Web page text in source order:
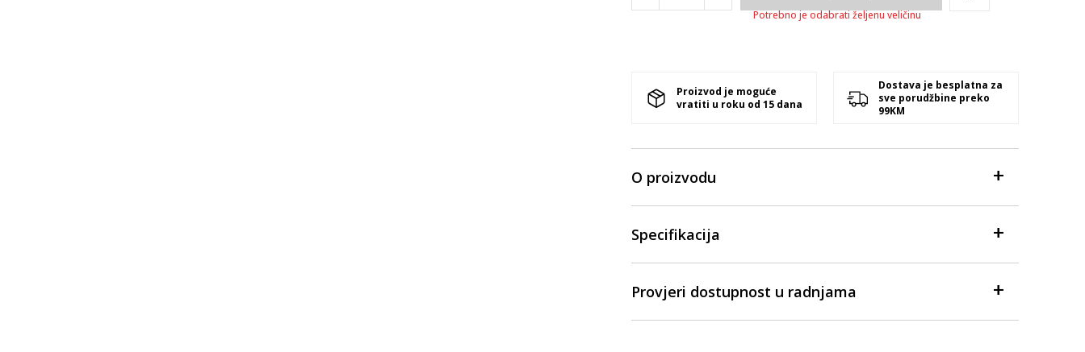
Potrebno je odabrati željenu veličinu
Proizvod je moguće
vratiti u roku od 15 dana
Dostava je besplatna za
sve porudžbine preko
99KM
O proizvodu
Specifikacija
Provjeri dostupnost u radnjama